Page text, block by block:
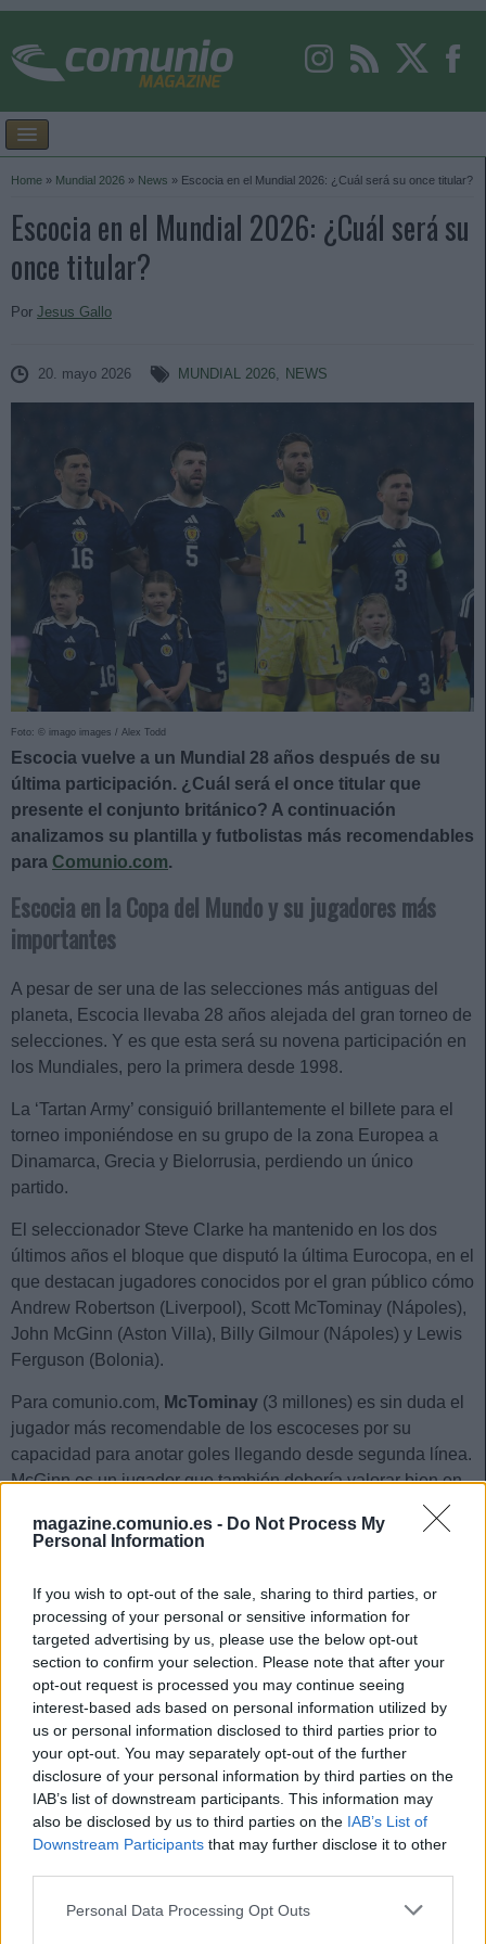
magazine.comunio.es - Do Not Process My
Personal Information
If you wish to opt-out of the sale, sharing to third parties, or
processing of your personal or sensitive information for
targeted advertising by us, please use the below opt-out
section to confirm your selection. Please note that after your
opt-out request is processed you may continue seeing
interest-based ads based on personal information utilized by
us or personal information disclosed to third parties prior to
your opt-out. You may separately opt-out of the further
disclosure of your personal information by third parties on the
IAB’s list of downstream participants. This information may
also be disclosed by us to third parties on the IAB’s List of
Downstream Participants that may further disclose it to other
Please note that this website/app uses one or more Google
Personal Data Processing Opt Outs
Home » Mundial 2026 » News » Escocia en el Mundial 2026: ¿Cuál será su once titular?
Escocia en el Mundial 2026: ¿Cuál será su
once titular?
Por Jesus Gallo
20. mayo 2026 MUNDIAL 2026, NEWS
Foto: © imago images / Alex Todd
Escocia vuelve a un Mundial 28 años después de su
última participación. ¿Cuál será el once titular que
presente el conjunto británico? A continuación
analizamos su plantilla y futbolistas más recomendables
para Comunio.com.
Escocia en la Copa del Mundo y su jugadores más
importantes
A pesar de ser una de las selecciones más antiguas del
planeta, Escocia llevaba 28 años alejada del gran torneo de
selecciones. Y es que esta será su novena participación en
los Mundiales, pero la primera desde 1998.
La ‘Tartan Army’ consiguió brillantemente el billete para el
torneo imponiéndose en su grupo de la zona Europea a
Dinamarca, Grecia y Bielorrusia, perdiendo un único
partido.
El seleccionador Steve Clarke ha mantenido en los dos
últimos años el bloque que disputó la última Eurocopa, en el
que destacan jugadores conocidos por el gran público cómo
Andrew Robertson (Liverpool), Scott McTominay (Nápoles),
John McGinn (Aston Villa), Billy Gilmour (Nápoles) y Lewis
Ferguson (Bolonia).
Para comunio.com, McTominay (3 millones) es sin duda el
jugador más recomendable de los escoceses por su
capacidad para anotar goles llegando desde segunda línea.
McGinn es un jugador que también debería valorar bien en
la edición Comunio del Mundial, al igual que Robertson, el
especialista en jugadas a balón parado.
Gunn
Hickey – McKenna – Souttar – Robertson
Christie – Ferguson
Doak – McTominay – McGinn
Adams
Clarke utilizó durante toda la fase de clasificación un
sistema 4-2-3-1, aunque en el último amistoso disputado en
marzo contra Costa de Marfil, empleó un 3-4-2-1 sin un gran
resultado (cayeron 0-1).
clasificación, aunque se perdió los dos últimos partidos ante